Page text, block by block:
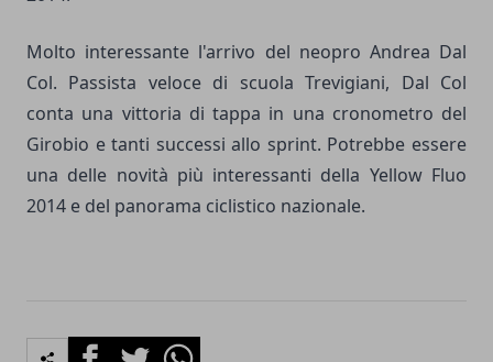
Molto interessante l'arrivo del neopro Andrea Dal
Col. Passista veloce di scuola Trevigiani, Dal Col
conta una vittoria di tappa in una cronometro del
Girobio e tanti successi allo sprint. Potrebbe essere
una delle novità più interessanti della Yellow Fluo
2014 e del panorama ciclistico nazionale.
FacebookTwitterWhatsapp